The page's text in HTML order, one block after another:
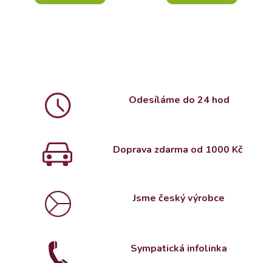
Odesíláme do 24 hod
Doprava zdarma od 1000 Kč
Jsme český výrobce
Sympatická infolinka